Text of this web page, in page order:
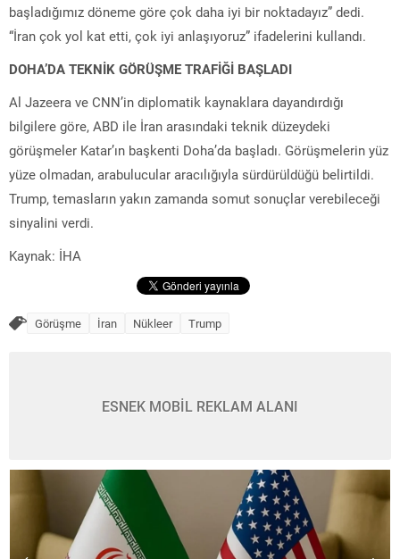
başladığımız döneme göre çok daha iyi bir noktadayız” dedi.
“İran çok yol kat etti, çok iyi anlaşıyoruz” ifadelerini kullandı.
DOHA’DA TEKNİK GÖRÜŞME TRAFİĞİ BAŞLADI
Al Jazeera ve CNN’in diplomatik kaynaklara dayandırdığı
bilgilere göre, ABD ile İran arasındaki teknik düzeydeki
görüşmeler Katar’ın başkenti Doha’da başladı. Görüşmelerin yüz
yüze olmadan, arabulucular aracılığıyla sürdürüldüğü belirtildi.
Trump, temasların yakın zamanda somut sonuçlar verebileceği
sinyalini verdi.
Kaynak: İHA
Görüşme İran Nükleer Trump
ESNEK MOBİL REKLAM ALANI